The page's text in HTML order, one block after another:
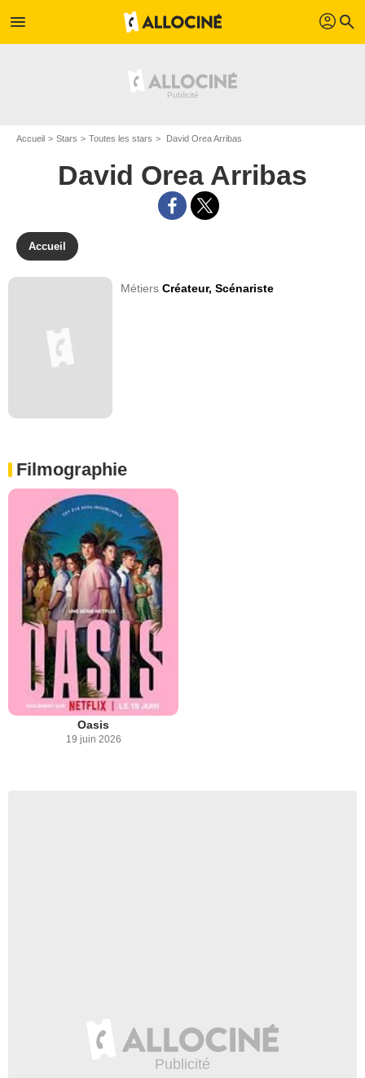
menu profil search
Accueil Stars Toutes les stars David Orea Arribas
David Orea Arribas
Accueil
MétiersCréateur,Scénariste
Filmographie
Oasis
19 juin 2026